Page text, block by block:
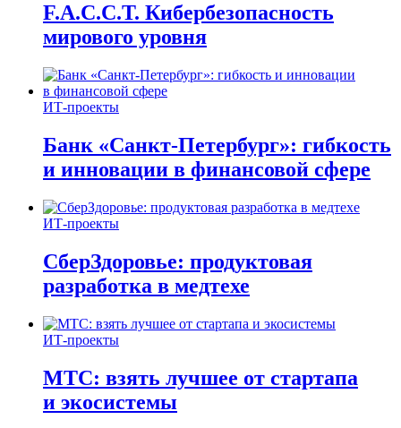
F.A.C.C.T. Кибербезопасность
мирового уровня
ИТ-проекты
Банк «Санкт-Петербург»: гибкость
и инновации в финансовой сфере
ИТ-проекты
СберЗдоровье: продуктовая
разработка в медтехе
ИТ-проекты
МТС: взять лучшее от стартапа
и экосистемы